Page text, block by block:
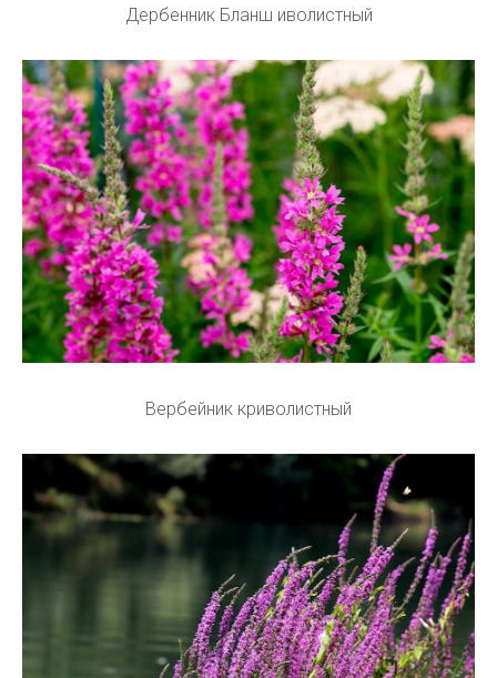
Дербенник Бланш иволистный
Вербейник криволистный